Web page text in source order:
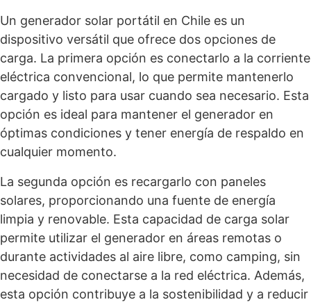
Un generador solar portátil en Chile es un
dispositivo versátil que ofrece dos opciones de
carga. La primera opción es conectarlo a la corriente
eléctrica convencional, lo que permite mantenerlo
cargado y listo para usar cuando sea necesario. Esta
opción es ideal para mantener el generador en
óptimas condiciones y tener energía de respaldo en
cualquier momento.
La segunda opción es recargarlo con paneles
solares, proporcionando una fuente de energía
limpia y renovable. Esta capacidad de carga solar
permite utilizar el generador en áreas remotas o
durante actividades al aire libre, como camping, sin
necesidad de conectarse a la red eléctrica. Además,
esta opción contribuye a la sostenibilidad y a reducir